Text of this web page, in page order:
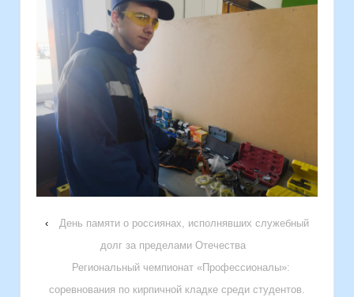
‹
День памяти о россиянах, исполнявших служебный
долг за пределами Отечества
Региональный чемпионат «Профессионалы»:
соревнования по кирпичной кладке среди студентов.